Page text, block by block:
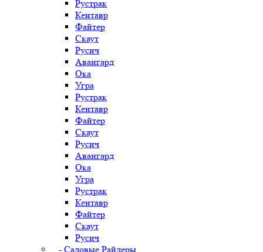
Рустрак
Кентавр
Файтер
Скаут
Русич
Авангард
Ока
Угра
Рустрак
Кентавр
Файтер
Скаут
Русич
Авангард
Ока
Угра
Рустрак
Кентавр
Файтер
Скаут
Русич
- Садовые Райдеры